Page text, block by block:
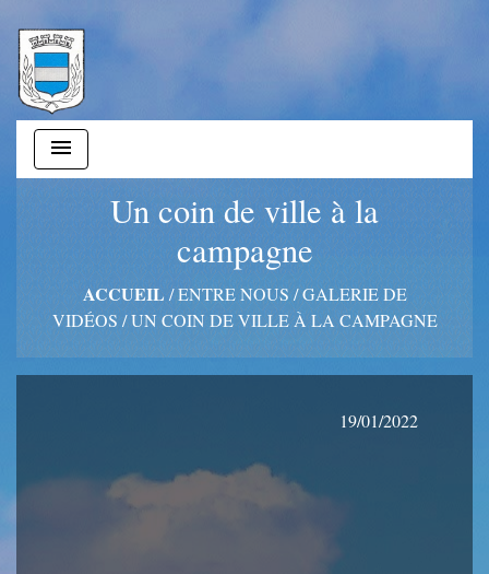
menu
Un coin de ville à la
campagne
ACCUEIL/ENTRE NOUS /GALERIE DE
VIDÉOS /UN COIN DE VILLE À LA CAMPAGNE
19/01/2022